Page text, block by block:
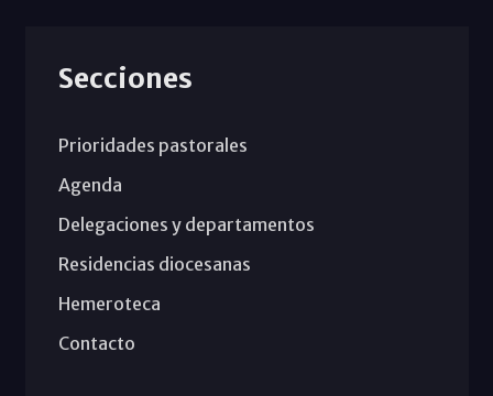
Secciones
Prioridades pastorales
Agenda
Delegaciones y departamentos
Residencias diocesanas
Hemeroteca
Contacto